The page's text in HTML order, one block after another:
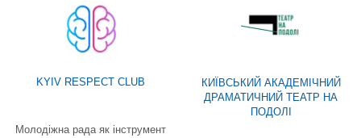
KYIV RESPECT CLUB
Молодіжна рада як інструмент
КИЇВСЬКИЙ АКАДЕМІЧНИЙ
ДРАМАТИЧНИЙ ТЕАТР НА
ПОДОЛІ